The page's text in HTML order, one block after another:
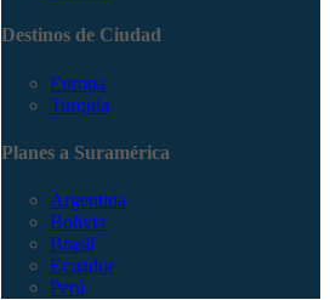
Destinos de Ciudad
Europa
Turquía
Planes a Suramérica
Argentina
Bolivia
Brasil
Ecuador
Perú